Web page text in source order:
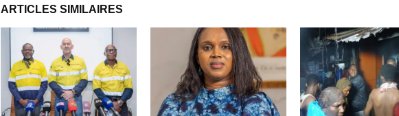
ARTICLES SIMILAIRES